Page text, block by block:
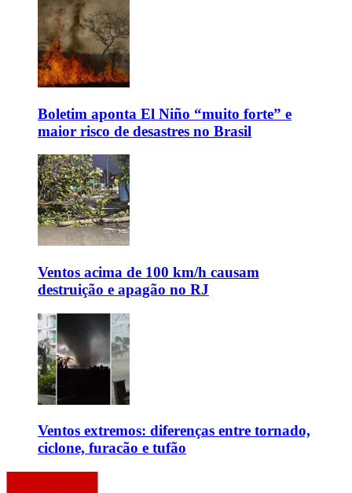
Boletim aponta El Niño “muito forte” e
maior risco de desastres no Brasil
Ventos acima de 100 km/h causam
destruição e apagão no RJ
Ventos extremos: diferenças entre tornado,
ciclone, furacão e tufão